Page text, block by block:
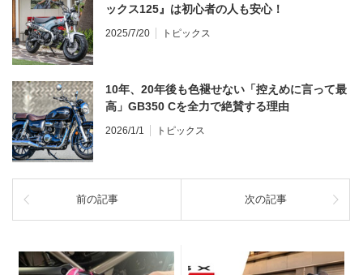
ックス125』は初心者の人も安心！
2025/7/20 トピックス
10年、20年後も色褪せない「控えめに言って最
高」GB350 Cを全力で絶賛する理由
2026/1/1 トピックス
前の記事 次の記事